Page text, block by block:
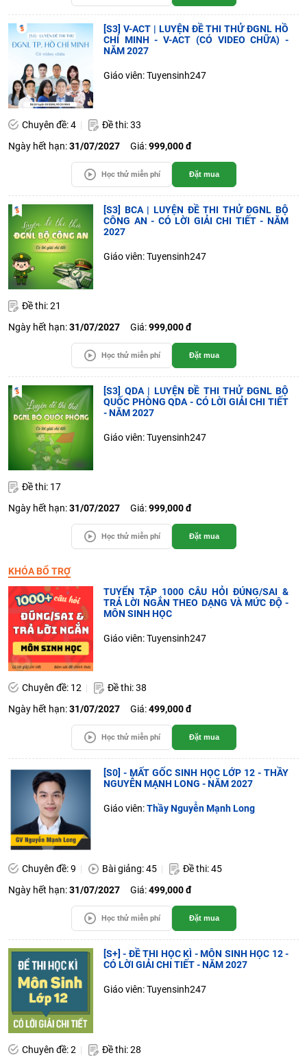
[S3] V-ACT | LUYỆN ĐỀ THI THỬ ĐGNL HỒ
CHÍ MINH - V-ACT (CÓ VIDEO CHỮA) -
NĂM 2027
Giáo viên: Tuyensinh247
Chuyên đề: 4
Đề thi: 33
Ngày hết hạn:31/07/2027 Giá:999,000 đ
Học thử miễn phí Đặt mua
[S3] BCA | LUYỆN ĐỀ THI THỬ ĐGNL BỘ
CÔNG AN - CÓ LỜI GIẢI CHI TIẾT - NĂM
2027
Giáo viên: Tuyensinh247
Đề thi: 21
Ngày hết hạn:31/07/2027 Giá:999,000 đ
Học thử miễn phí Đặt mua
[S3] QDA | LUYỆN ĐỀ THI THỬ ĐGNL BỘ
QUỐC PHÒNG QDA - CÓ LỜI GIẢI CHI TIẾT
- NĂM 2027
Giáo viên: Tuyensinh247
Đề thi: 17
Ngày hết hạn:31/07/2027 Giá:999,000 đ
Học thử miễn phí Đặt mua
KHÓA BỔ TRỢ
TUYỂN TẬP 1000 CÂU HỎI ĐÚNG/SAI &
TRẢ LỜI NGẮN THEO DẠNG VÀ MỨC ĐỘ -
MÔN SINH HỌC
Giáo viên: Tuyensinh247
Chuyên đề: 12
Đề thi: 38
Ngày hết hạn:31/07/2027 Giá:499,000 đ
Học thử miễn phí Đặt mua
[S0] - MẤT GỐC SINH HỌC LỚP 12 - THẦY
NGUYỄN MẠNH LONG - NĂM 2027
Giáo viên:Thầy Nguyễn Mạnh Long
Chuyên đề: 9 Bài giảng: 45
Đề thi: 45
Ngày hết hạn:31/07/2027 Giá:499,000 đ
Học thử miễn phí Đặt mua
[S+] - ĐỀ THI HỌC KÌ - MÔN SINH HỌC 12 -
CÓ LỜI GIẢI CHI TIẾT - NĂM 2027
Giáo viên: Tuyensinh247
Chuyên đề: 2
Đề thi: 28